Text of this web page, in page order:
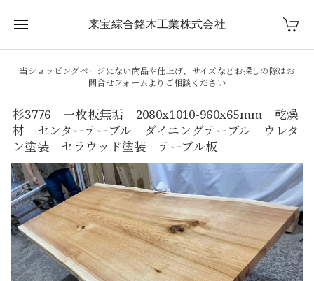
来宝綜合銘木工業株式会社
当ショッピングページにない商品や仕上げ、サイズなどお探しの際はお
問合せフォームよりご相談ください
杉3776 一枚板無垢 2080x1010-960x65mm 乾燥
材 センターテーブル ダイニングテーブル ウレタ
ン塗装 セラウッド塗装 テーブル板